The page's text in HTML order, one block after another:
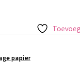
papier